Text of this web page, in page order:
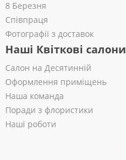
8 Березня
Співпраця
Фотографії з доставок
Наші Квіткові салони
Салон на Десятинній
Оформлення приміщень
Наша команда
Поради з флористики
Наші роботи